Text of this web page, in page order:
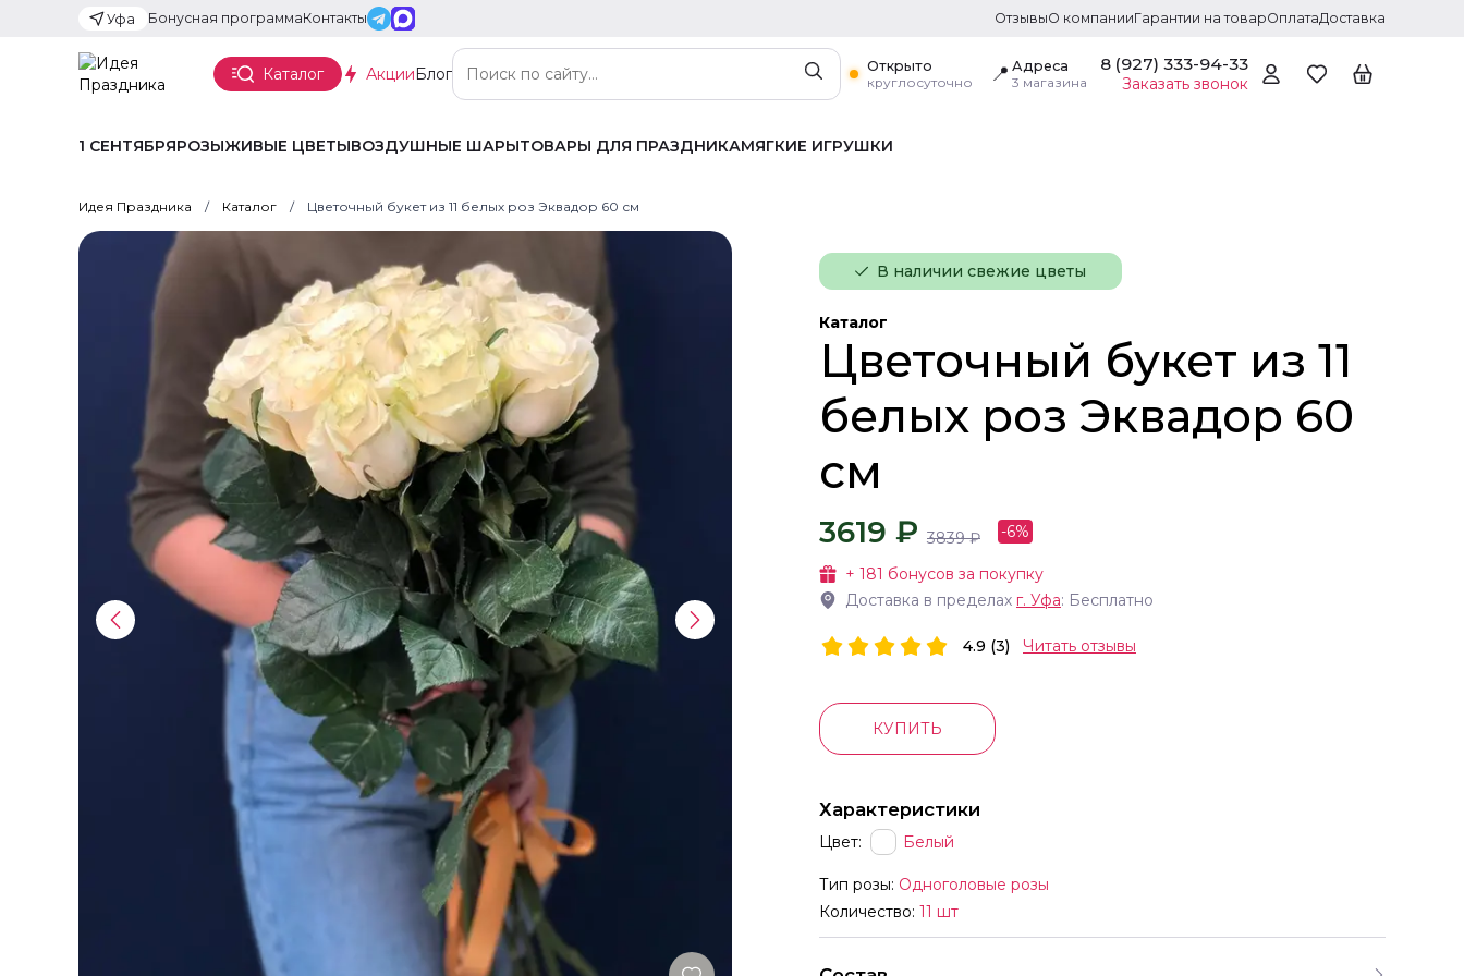
Уфа Бонусная программаКонтакты ОтзывыО компанииГарантии на товарОплатаДоставка
Каталог АкцииБлог
Открыто
круглосуточно
📍 Адреса
3 магазина
8 (927) 333-94-33
Заказать звонок
1 СЕНТЯБРЯРОЗЫЖИВЫЕ ЦВЕТЫВОЗДУШНЫЕ ШАРЫТОВАРЫ ДЛЯ ПРАЗДНИКАМЯГКИЕ ИГРУШКИ
Идея Праздника Каталог Цветочный букет из 11 белых роз Эквадор 60 см
В наличии свежие цветы
Каталог
Цветочный букет из 11
белых роз Эквадор 60
см
3619 ₽ 3839₽ -6%
+ 181 бонусов за покупку
Доставка в пределах г. Уфа: Бесплатно
4.9 (3) Читать отзывы
КУПИТЬ
Характеристики
Цвет: Белый
Тип розы: Одноголовые розы
Количество: 11 шт